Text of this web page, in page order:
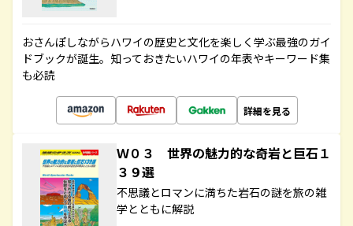
おさんぽしながらハワイの歴史と文化を楽しく学ぶ最強のガイ
ドブックが誕生。知っておきたいハワイの年表やキーワード集
も必読
詳細を見る
Ｗ０３ 世界の魅力的な奇岩と巨石１
３９選
不思議とロマンに満ちた岩石の謎を旅の雑
学とともに解説